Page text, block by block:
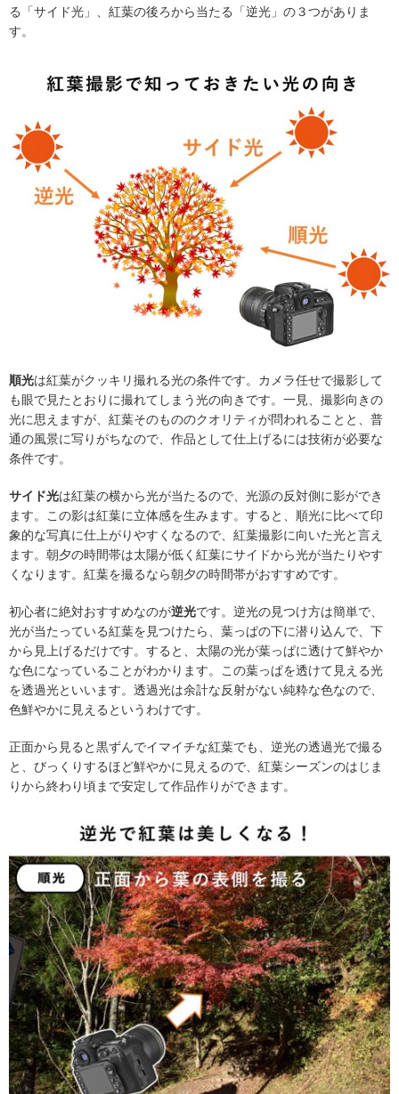
る「サイド光」、紅葉の後ろから当たる「逆光」の３つがありま
す。
順光は紅葉がクッキリ撮れる光の条件です。カメラ任せで撮影して
も眼で見たとおりに撮れてしまう光の向きです。一見、撮影向きの
光に思えますが、紅葉そのもののクオリティが問われることと、普
通の風景に写りがちなので、作品として仕上げるには技術が必要な
条件です。
サイド光は紅葉の横から光が当たるので、光源の反対側に影ができ
ます。この影は紅葉に立体感を生みます。すると、順光に比べて印
象的な写真に仕上がりやすくなるので、紅葉撮影に向いた光と言え
ます。朝夕の時間帯は太陽が低く紅葉にサイドから光が当たりやす
くなります。紅葉を撮るなら朝夕の時間帯がおすすめです。
初心者に絶対おすすめなのが逆光です。逆光の見つけ方は簡単で、
光が当たっている紅葉を見つけたら、葉っぱの下に潜り込んで、下
から見上げるだけです。すると、太陽の光が葉っぱに透けて鮮やか
な色になっていることがわかります。この葉っぱを透けて見える光
を透過光といいます。透過光は余計な反射がない純粋な色なので、
色鮮やかに見えるというわけです。
正面から見ると黒ずんでイマイチな紅葉でも、逆光の透過光で撮る
と、びっくりするほど鮮やかに見えるので、紅葉シーズンのはじま
りから終わり頃まで安定して作品作りができます。